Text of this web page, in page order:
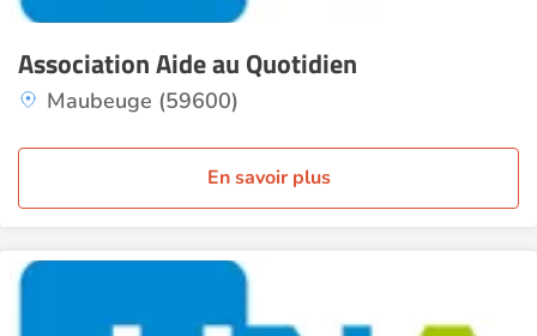
Association Aide au Quotidien
Maubeuge (59600)
En savoir plus